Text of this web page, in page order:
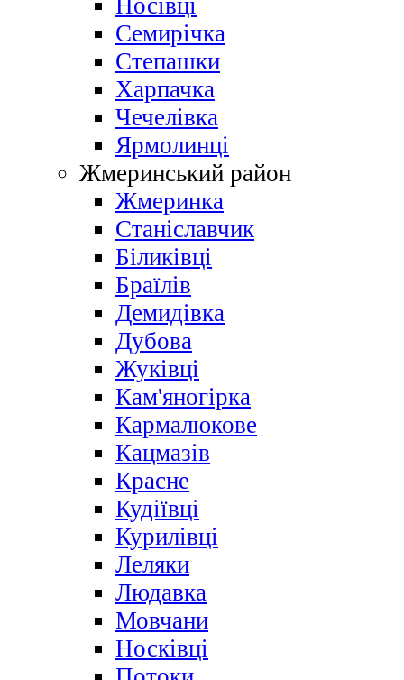
Носівці
Семирічка
Степашки
Харпачка
Чечелівка
Ярмолинці
Жмеринський район
Жмеринка
Станіславчик
Біликівці
Браїлів
Демидівка
Дубова
Жуківці
Кам'яногірка
Кармалюкове
Кацмазів
Красне
Кудіївці
Курилівці
Леляки
Людавка
Мовчани
Носківці